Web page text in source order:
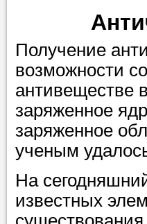
советам,
репетитора
Совет 3.
студент-
хорошо
задачей. Он
цена ниже, и
найдет
учеником.
Получение
возможности
антивеществе
заряженное
заряженное
ученым
На
известных